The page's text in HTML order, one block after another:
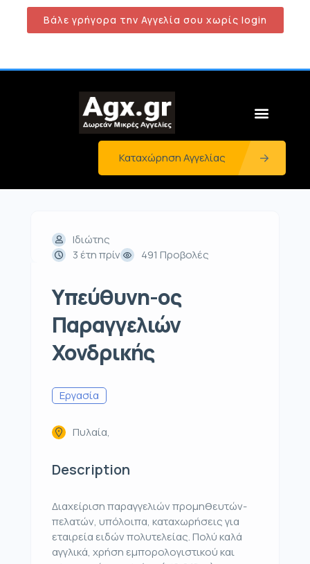
Βάλε γρήγορα την Αγγελία σου χωρίς login
Καταχώρηση Αγγελίας
Ιδιώτης
3 έτη πρίν
491 Προβολές
Υπεύθυνη-ος
Παραγγελιών
Χονδρικής
Εργασία
Πυλαία,
Description
Διαχείριση παραγγελιών προμηθευτών-
πελατών, υπόλοιπα, καταχωρήσεις για
εταιρεία ειδών πολυτελείας. Πολύ καλά
αγγλικά, χρήση εμπορολογιστικού και